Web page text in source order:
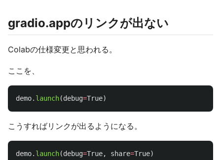
gradio.appのリンクが出ない
Colabの仕様変更と思われる。
ここを、
demo. launch(debug=True)
こうすればリンクが出るようになる。
demo. launch(debug=True, share=True)